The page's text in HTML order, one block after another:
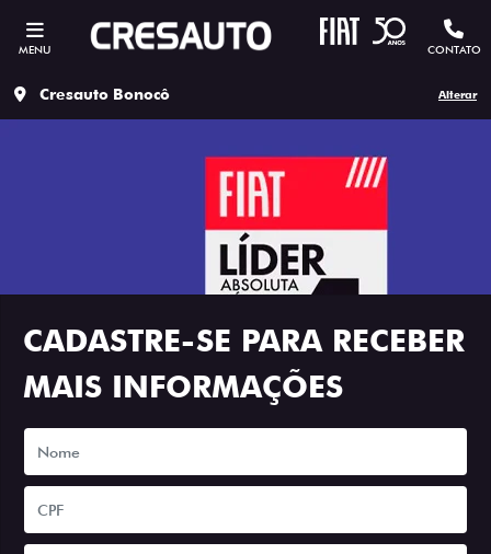
MENU CONTATO
Cresauto Bonocô Alterar
CADASTRE-SE PARA RECEBER
MAIS INFORMAÇÕES